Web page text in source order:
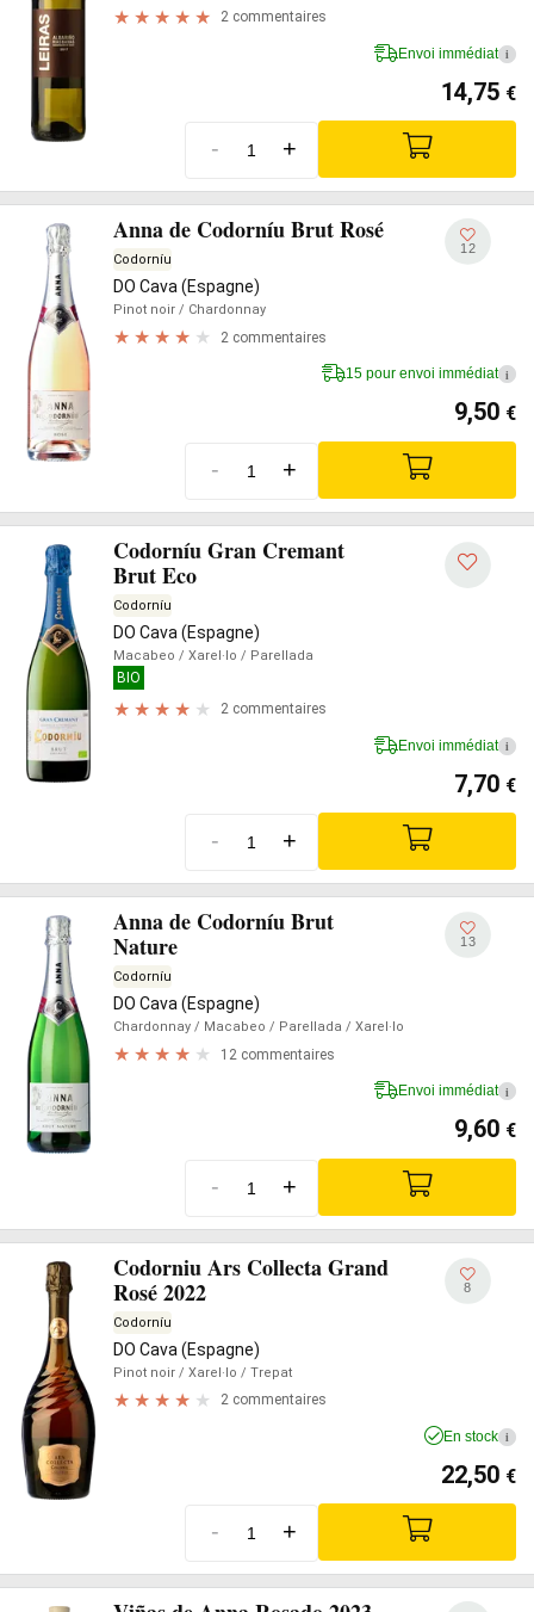
2 commentaires
Envoi immédiat i
14,75 €
- +
Anna de Codorníu Brut Rosé
Codorníu
DO Cava (Espagne)
Pinot noir / Chardonnay
2 commentaires
12
15 pour envoi immédiat i
9,50 €
- +
Codorníu Gran Cremant
Brut Eco
Codorníu
DO Cava (Espagne)
Macabeo / Xarel·lo / Parellada
BIO
2 commentaires
Envoi immédiat i
7,70 €
- +
Anna de Codorníu Brut
Nature
Codorníu
DO Cava (Espagne)
Chardonnay / Macabeo / Parellada / Xarel·lo
12 commentaires
13
Envoi immédiat i
9,60 €
- +
Codorniu Ars Collecta Grand
Rosé 2022
Codorníu
DO Cava (Espagne)
Pinot noir / Xarel·lo / Trepat
2 commentaires
8
En stock i
22,50 €
- +